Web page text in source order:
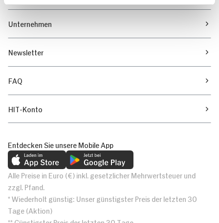
Unternehmen
Newsletter
FAQ
HIT-Konto
Entdecken Sie unsere Mobile App
Alle Preise in Euro (€) inkl. gesetzlicher Mehrwertsteuer und
zzgl. Pfand.
* Wiederholt günstig: Unser günstigster Preis der letzten 30
Tage (Aktion)